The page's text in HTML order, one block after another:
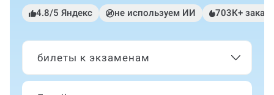
4.8/5 Яндекс не используем ИИ 703К+
билеты к экзаменам